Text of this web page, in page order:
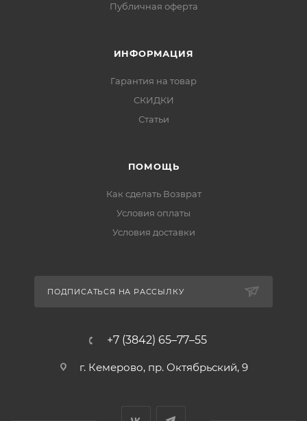
Публичная оферта
ИНФОРМАЦИЯ
Гарантия на товар
СКИДКИ
Статьи
ПОМОЩЬ
Как сделать Возврат
Условия оплаты
Условия доставки
ПОДПИСАТЬСЯ НА РАССЫЛКУ
+7 (3842) 65–77–55
г. Кемерово, пр. Октябрьский, 9